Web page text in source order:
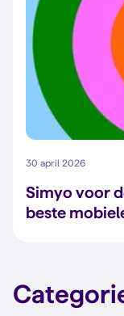
30 april 2026
Simyo voor
beste